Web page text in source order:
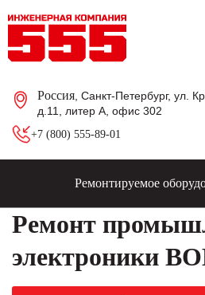
Россия , Санкт-Петербург, ул.
д.11, литер А, офис 302
+7 (800) 555-89-01
Ремонтируемое
Ремонт
электроники